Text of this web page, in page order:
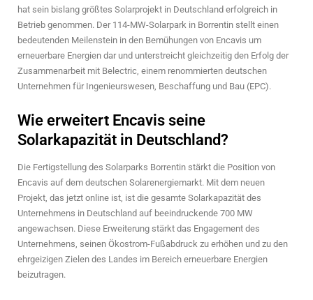
hat sein bislang größtes Solarprojekt in Deutschland erfolgreich in
Betrieb genommen. Der 114-MW-Solarpark in Borrentin stellt einen
bedeutenden Meilenstein in den Bemühungen von Encavis um
erneuerbare Energien dar und unterstreicht gleichzeitig den Erfolg der
Zusammenarbeit mit Belectric, einem renommierten deutschen
Unternehmen für Ingenieurswesen, Beschaffung und Bau (EPC).
Wie erweitert Encavis seine
Solarkapazität in Deutschland?
Die Fertigstellung des Solarparks Borrentin stärkt die Position von
Encavis auf dem deutschen Solarenergiemarkt. Mit dem neuen
Projekt, das jetzt online ist, ist die gesamte Solarkapazität des
Unternehmens in Deutschland auf beeindruckende 700 MW
angewachsen. Diese Erweiterung stärkt das Engagement des
Unternehmens, seinen Ökostrom-Fußabdruck zu erhöhen und zu den
ehrgeizigen Zielen des Landes im Bereich erneuerbare Energien
beizutragen.